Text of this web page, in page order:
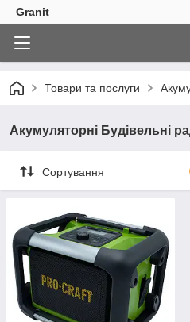
Granit
Товари та послуги
Акумуляторні Будівельні
Сортування